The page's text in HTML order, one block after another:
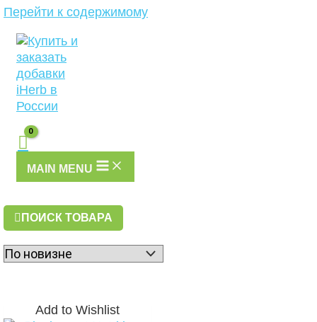
Перейти к содержимому
MAIN MENU
ПОИСК ТОВАРА
Add to Wishlist